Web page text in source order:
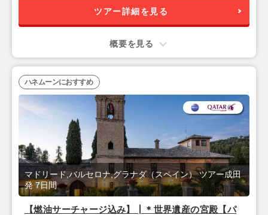
ツアー詳細を見る
概要を見る
【燃油サーチャージ込み】┃＊世界遺産の宮殿【パ
マドリード,バルセロナ,グラナダ（スペイン） ツアー成田
発 7日間
ハネムーンにおすすめ